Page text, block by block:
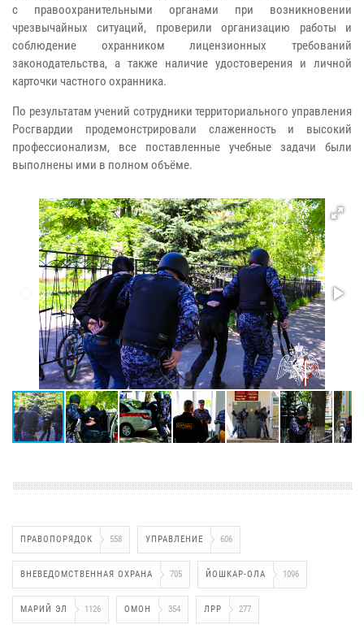
с правоохранительными органами при возникновении
чрезвычайных ситуаций, проверили организацию работы и
соблюдение охранником лицензионных требований
законодательства, а также наличие удостоверения и личной
карточки частного охранника.
По результатам учений сотрудники территориального управления
Росгвардии продемонстрировали слаженность и высокий
профессионализм, все поставленные учебные задачи были
выполнены ими в полном объёме.
ПРАВОПОРЯДОК 558 УПРАВЛЕНИЕ 606
ВНЕВЕДОМСТВЕННАЯ ОХРАНА 705 ЙОШКАР-ОЛА 1096
МАРИЙ ЭЛ 1126 ОМОН 354 ЛРР 277